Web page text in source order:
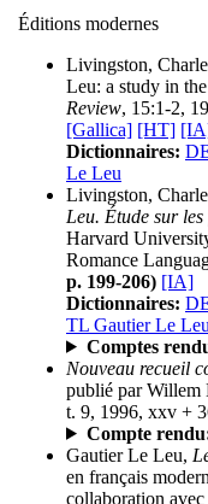
Éditions modernes
Livingston,
Leu: a study in
Review, 15:1-2,
[Gallica] [HT]
Dictionnaires:
Le Leu
Livingston,
Leu. Étude sur
Harvard
Romance
p. 199-206) [IA]
Dictionnaires:
TL Gautier Le
Comptes
Nouveau recueil
publié par Willem
t. 9, 1996, xxv +
Compte
Gautier Le Leu,
en français
collaboration